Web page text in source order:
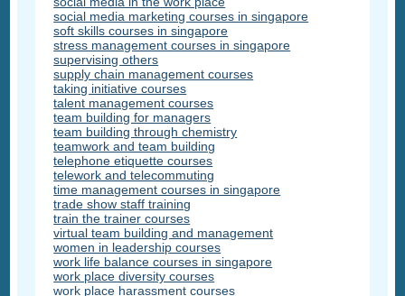
social media marketing courses in singapore
soft skills courses in singapore
stress management courses in singapore
supervising others
supply chain management courses
taking initiative courses
talent management courses
team building for managers
team building through chemistry
teamwork and team building
telephone etiquette courses
telework and telecommuting
time management courses in singapore
trade show staff training
train the trainer courses
virtual team building and management
women in leadership courses
work life balance courses in singapore
work place diversity courses
work place harassment courses